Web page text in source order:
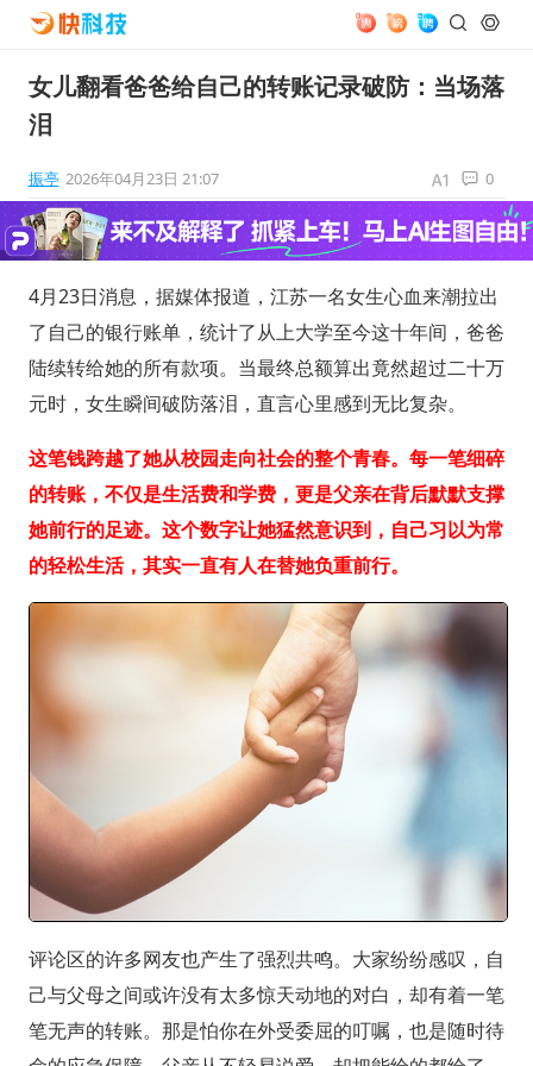
女儿翻看爸爸给自己的转账记录破防：当场落
泪
振亭 2026年04月23日 21:07 0
4月23日消息，据媒体报道，江苏一名女生心血来潮拉出
了自己的银行账单，统计了从上大学至今这十年间，爸爸
陆续转给她的所有款项。当最终总额算出竟然超过二十万
元时，女生瞬间破防落泪，直言心里感到无比复杂。
这笔钱跨越了她从校园走向社会的整个青春。每一笔细碎
的转账，不仅是生活费和学费，更是父亲在背后默默支撑
她前行的足迹。这个数字让她猛然意识到，自己习以为常
的轻松生活，其实一直有人在替她负重前行。
评论区的许多网友也产生了强烈共鸣。大家纷纷感叹，自
己与父母之间或许没有太多惊天动地的对白，却有着一笔
笔无声的转账。那是怕你在外受委屈的叮嘱，也是随时待